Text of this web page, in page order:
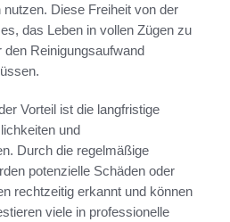
Diese Freiheit von der
das Leben in vollen Zügen zu
Reinigungsaufwand
Vorteil ist die langfristige
und
Durch die regelmäßige
potenzielle Schäden oder
rechtzeitig erkannt und können
viele in professionelle